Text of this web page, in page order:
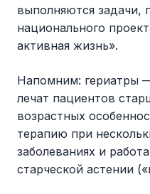
выполняются задачи,
национального
активная жизнь».
Напомним: гериатры
лечат пациентов
возрастных
терапию при
заболеваниях и
старческой астении